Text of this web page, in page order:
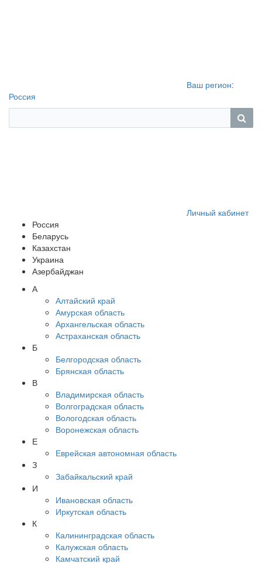
Ваш регион:
Россия
Личный кабинет
Россия
Беларусь
Казахстан
Украина
Азербайджан
А
Алтайский край
Амурская область
Архангельская область
Астраханская область
Б
Белгородская область
Брянская область
В
Владимирская область
Волгоградская область
Вологодская область
Воронежская область
Е
Еврейская автономная область
З
Забайкальский край
И
Ивановская область
Иркутская область
К
Калининградская область
Калужская область
Камчатский край